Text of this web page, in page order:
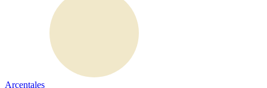
Arcentales